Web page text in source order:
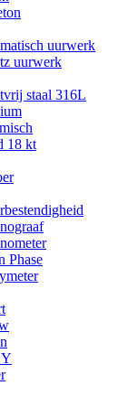
uurwerk
uurwerk
staal 316L
18 kt
Phase